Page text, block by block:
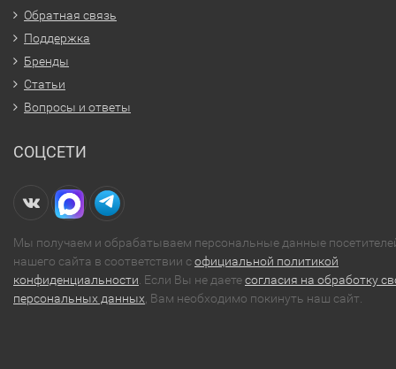
Обратная связь
Поддержка
Бренды
Статьи
Вопросы и ответы
СОЦСЕТИ
Мы получаем и обрабатываем персональные данные
нашего сайта в соответствии софициальной политикой
конфиденциальности . Если Вы не даетесогласия на обработку
персональных данных , Вам необходимо покинуть наш сайт.